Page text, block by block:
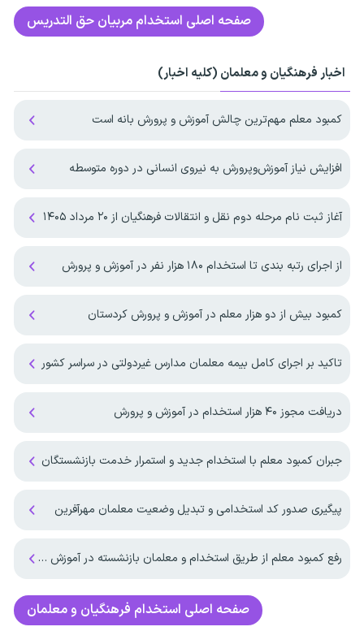
صفحه اصلی استخدام مربیان حق التدریس
اخبار فرهنگیان و معلمان (کلیه اخبار)
کمبود معلم مهم‌ترین چالش آموزش و پرورش بانه است
افزایش نیاز آموزش‌وپرورش به نیروی انسانی در دوره متوسطه
آغاز ثبت نام مرحله دوم نقل و انتقالات فرهنگیان از ۲۰ مرداد ۱۴۰۵
از اجرای رتبه بندی تا استخدام ۱۸۰ هزار نفر در آموزش و پرورش
کمبود بیش از دو هزار معلم در آموزش و پرورش کردستان
تاکید بر اجرای کامل بیمه معلمان مدارس غیردولتی در سراسر کشور
دریافت مجوز ۴۰ هزار استخدام در آموزش و پرورش
جبران کمبود معلم با استخدام جدید و استمرار خدمت بازنشستگان
پیگیری صدور کد استخدامی و تبدیل وضعیت معلمان مهرآفرین
رفع کمبود معلم از طریق استخدام و معلمان بازنشسته در آموزش و پرورش
صفحه اصلی استخدام فرهنگیان و معلمان